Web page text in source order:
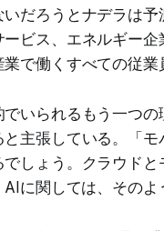
いだろうとナデラは
ービス、エネルギー
業で働くすべての従
でいられるもう一つ
と主張している。「
でしょう。クラウド
AIに関しては、そのよ